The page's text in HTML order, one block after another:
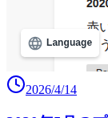
2026/4/14